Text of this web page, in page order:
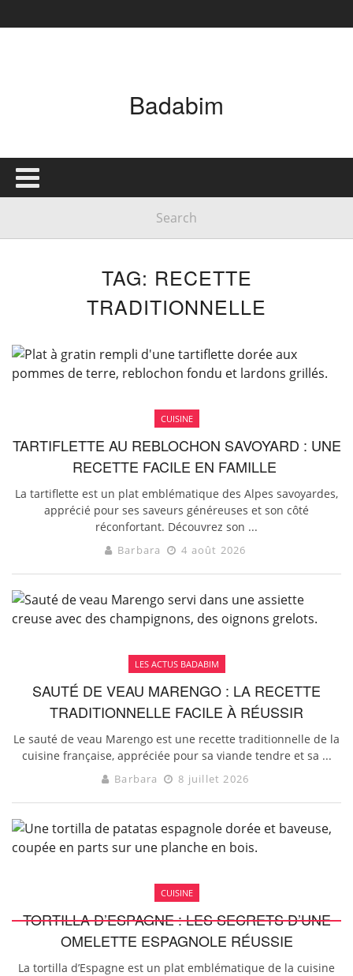
Badabim
TAG: RECETTE
TRADITIONNELLE
CUISINE
TARTIFLETTE AU REBLOCHON SAVOYARD : UNE
RECETTE FACILE EN FAMILLE
La tartiflette est un plat emblématique des Alpes savoyardes,
apprécié pour ses saveurs généreuses et son côté
réconfortant. Découvrez son ...
Barbara 4 août 2026
LES ACTUS BADABIM
SAUTÉ DE VEAU MARENGO : LA RECETTE
TRADITIONNELLE FACILE À RÉUSSIR
Le sauté de veau Marengo est une recette traditionnelle de la
cuisine française, appréciée pour sa viande tendre et sa ...
Barbara 8 juillet 2026
CUISINE
TORTILLA D’ESPAGNE : LES SECRETS D’UNE
OMELETTE ESPAGNOLE RÉUSSIE
La tortilla d’Espagne est un plat emblématique de la cuisine